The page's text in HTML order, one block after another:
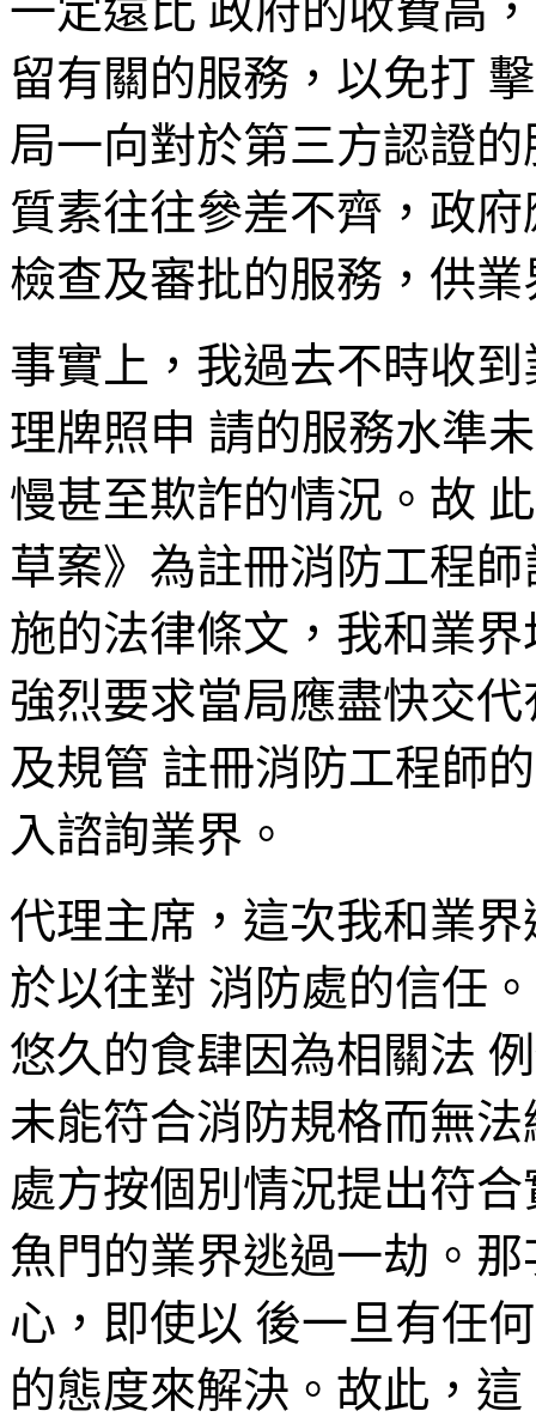
一定遠比 政府的收費高
留有關的服務，以免打
局一向對於第三方認證
質素往往參差不齊，政
檢查及審批的服務，供
事實上，我過去不時收
理牌照申 請的服務水準
慢甚至欺詐的情況。故
草案》為註冊消防工程
施的法律條文，我和業
強烈要求當局應盡快交
及規管 註冊消防工程師
入諮詢業界。
代理主席，這次我和業
於以往對 消防處的信任
悠久的食肆因為相關法
未能符合消防規格而無
處方按個別情況提出符
魚門的業界逃過一劫。
心，即使以 後一旦有任
的態度來解決。故此，